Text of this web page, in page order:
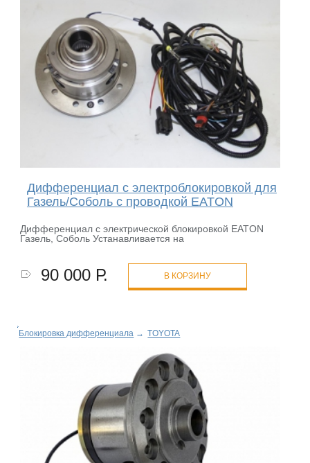
Дифференциал с электроблокировкой для
Газель/Соболь с проводкой EATON
Дифференциал с электрической блокировкой EATON
Газель, Соболь Устанавливается на
90 000 Р. В КОРЗИНУ
Блокировка дифференциала → TOYOTA